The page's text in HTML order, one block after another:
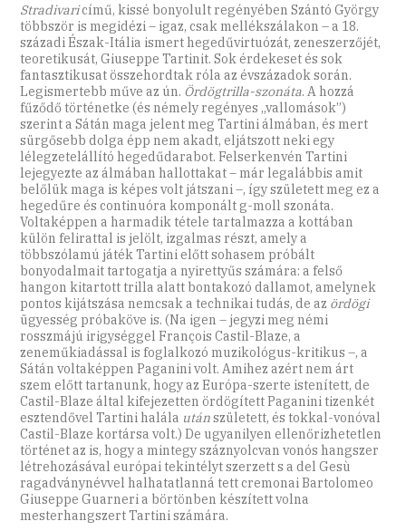
Stradivaricímű, kissé bonyolult regényében Szántó György
többször is megidézi – igaz, csak mellékszálakon – a 18.
századi Észak-Itália ismert hegedűvirtuózát, zeneszerzőjét,
teoretikusát, Giuseppe Tartinit. Sok érdekeset és sok
fantasztikusat összehordtak róla az évszázadok során.
Legismertebb műve az ún. Ördögtrilla-szonáta. A hozzá
fűződő történetke (és némely regényes „vallomások”)
szerint a Sátán maga jelent meg Tartini álmában, és mert
sürgősebb dolga épp nem akadt, eljátszott neki egy
lélegzetelállító hegedűdarabot. Felserkenvén Tartini
lejegyezte az álmában hallottakat – már legalábbis amit
belőlük maga is képes volt játszani –, így született meg ez a
hegedűre és continuóra komponált g-moll szonáta.
Voltaképpen a harmadik tétele tartalmazza a kottában
külön felirattal is jelölt, izgalmas részt, amely a
többszólamú játék Tartini előtt sohasem próbált
bonyodalmait tartogatja a nyirettyűs számára: a felső
hangon kitartott trilla alatt bontakozó dallamot, amelynek
pontos kijátszása nemcsak a technikai tudás, de az ördögi
ügyesség próbaköve is. (Na igen – jegyzi meg némi
rosszmájú irigységgel François Castil-Blaze, a
zeneműkiadással is foglalkozó muzikológus-kritikus –, a
Sátán voltaképpen Paganini volt. Amihez azért nem árt
szem előtt tartanunk, hogy az Európa-szerte istenített, de
Castil-Blaze által kifejezetten ördögített Paganini tizenkét
esztendővel Tartini halála utánszületett, és tokkal-vonóval
Castil-Blaze kortársa volt.) De ugyanilyen ellenőrizhetetlen
történet az is, hogy a mintegy száznyolcvan vonós hangszer
létrehozásával európai tekintélyt szerzett s a del Gesù
ragadványnévvel halhatatlanná tett cremonai Bartolomeo
Giuseppe Guarneri a börtönben készített volna
mesterhangszert Tartini számára.